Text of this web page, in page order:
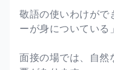
敬語の使いわけがで
ーが身についている
面接の場では、自然